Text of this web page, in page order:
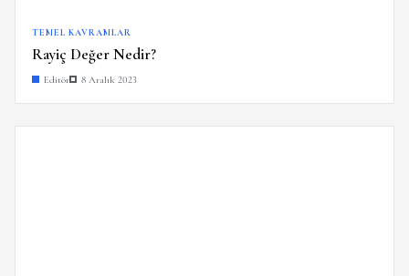
TEMEL KAVRAMLAR
Rayiç Değer Nedir?
Editör 8 Aralık 2023